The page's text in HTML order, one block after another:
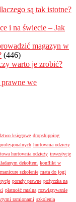
są tak istotne?
i na świecie – Jak
magazyn w
(446)
warto je zrobić?
we
księgowe dropshipping
hurtownia odzieży
hurtownia odzieży inwestycje
dekoltem konflikt w
manicure szkolenie mata do jogi
porady prawne pożyczka na
płatność ratalna rozwiązywanie
ramionami szkolenia